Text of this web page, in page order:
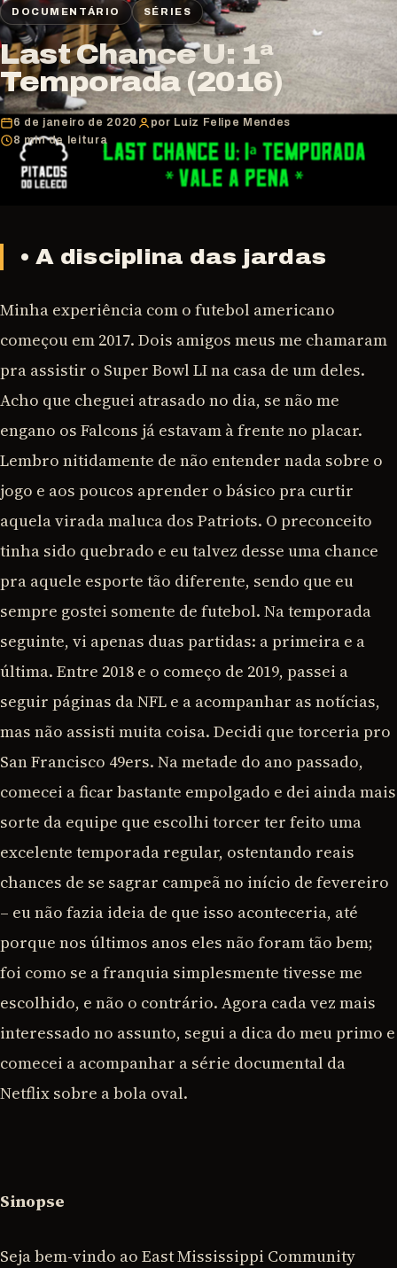
DOCUMENTÁRIO SÉRIES
Last Chance U: 1ª
Temporada (2016)
6 de janeiro de 2020
por Luiz Felipe Mendes
8 min de leitura
• A disciplina das jardas
Minha experiência com o futebol americano
começou em 2017. Dois amigos meus me chamaram
pra assistir o Super Bowl LI na casa de um deles.
Acho que cheguei atrasado no dia, se não me
engano os Falcons já estavam à frente no placar.
Lembro nitidamente de não entender nada sobre o
jogo e aos poucos aprender o básico pra curtir
aquela virada maluca dos Patriots. O preconceito
tinha sido quebrado e eu talvez desse uma chance
pra aquele esporte tão diferente, sendo que eu
sempre gostei somente de futebol. Na temporada
seguinte, vi apenas duas partidas: a primeira e a
última. Entre 2018 e o começo de 2019, passei a
seguir páginas da NFL e a acompanhar as notícias,
mas não assisti muita coisa. Decidi que torceria pro
San Francisco 49ers. Na metade do ano passado,
comecei a ficar bastante empolgado e dei ainda mais
sorte da equipe que escolhi torcer ter feito uma
excelente temporada regular, ostentando reais
chances de se sagrar campeã no início de fevereiro
– eu não fazia ideia de que isso aconteceria, até
porque nos últimos anos eles não foram tão bem;
foi como se a franquia simplesmente tivesse me
escolhido, e não o contrário. Agora cada vez mais
interessado no assunto, segui a dica do meu primo e
comecei a acompanhar a série documental da
Netflix sobre a bola oval.
Sinopse
Seja bem-vindo ao East Mississippi Community